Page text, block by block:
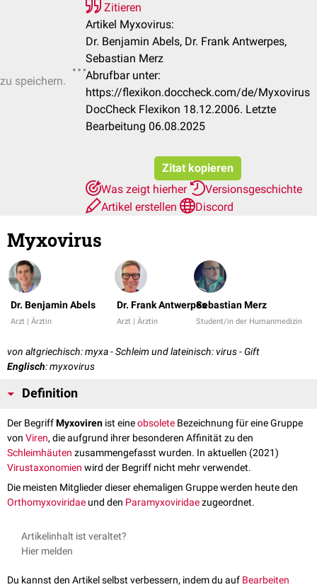
speichern.
Zitieren
Artikel Myxovirus:
Dr. Benjamin Abels, Dr. Frank Antwerpes,
Sebastian Merz
Abrufbar unter:
https://flexikon.doccheck.com/de/Myxovirus
DocCheck Flexikon 18.12.2006. Letzte
Bearbeitung 06.08.2025
Zitat kopieren
Was zeigt hierher
Versionsgeschichte
Artikel erstellen
Discord
Myxovirus
Dr. Benjamin Abels
Arzt | Ärztin
Dr. Frank Antwerpes
Arzt | Ärztin
Sebastian Merz
Student/in der Humanmedizin
von altgriechisch: myxa - Schleim und lateinisch: virus - Gift
Englisch: myxovirus
Definition
Der BegriffMyxoviren ist eineobsolete Bezeichnung für eine Gruppe
von Viren, die aufgrund ihrer besonderen Affinität zu den
Schleimhäuten zusammengefasst wurden. In aktuellen (2021)
Virustaxonomien wird der Begriff nicht mehr verwendet.
Die meisten Mitglieder dieser ehemaligen Gruppe werden heute den
Orthomyxoviridae und den Paramyxoviridaezugeordnet.
Artikelinhalt ist veraltet?
Hier melden
Du kannst den Artikel selbst verbessern, indem du auf Bearbeiten